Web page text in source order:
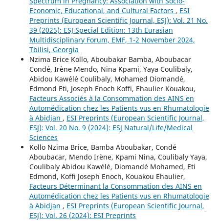
Economic, Educational, and Cultural Factors , ESI
Preprints (European Scientific Journal, ESJ): Vol. 21 No.
39 (2025): ESJ Special Edition: 13th Eurasian
Multidisciplinary Forum, EMF, 1-2 November 2024,
Tbilisi, Georgia
Nzima Brice Kollo, Aboubakar Bamba, Aboubacar
Condé, Irène Mendo, Nina Kpami, Yaya Coulibaly,
Abidou Kawélé Coulibaly, Mohamed Diomandé,
Edmond Eti, Joseph Enoch Koffi, Ehaulier Kouakou,
Facteurs Associés à la Consommation des AINS en
Automédication chez les Patients vus en Rhumatologie
à Abidjan , ESI Preprints (European Scientific Journal,
ESJ): Vol. 20 No. 9 (2024): ESJ Natural/Life/Medical
Sciences
Kollo Nzima Brice, Bamba Aboubakar, Condé
Aboubacar, Mendo Irène, Kpami Nina, Coulibaly Yaya,
Coulibaly Abidou Kawélé, Diomandé Mohamed, Eti
Edmond, Koffi Joseph Enoch, Kouakou Ehaulier,
Facteurs Déterminant la Consommation des AINS en
Automédication chez les Patients vus en Rhumatologie
à Abidjan , ESI Preprints (European Scientific Journal,
ESJ): Vol. 26 (2024): ESI Preprints